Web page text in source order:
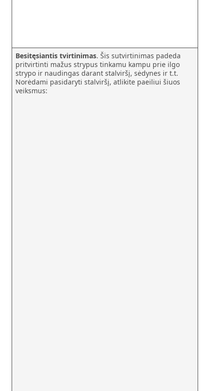
Besitęsiantis tvirtinimas. Šis sutvirtinimas padeda
pritvirtinti mažus strypus tinkamu kampu prie ilgo
strypo ir naudingas darant stalviršį, sėdynes ir t.t.
Norėdami pasidaryti stalviršį, atlikite paeiliui šiuos
veiksmus: